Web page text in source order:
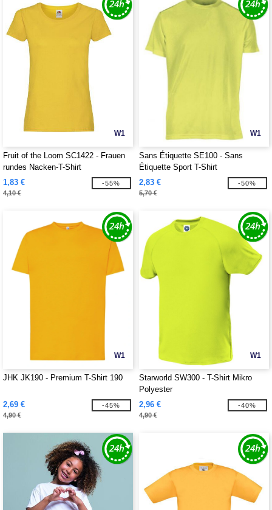
W1
Fruit of the Loom SC1422 - Frauen
rundes Nacken-T-Shirt
1,83 €
4,10 €
-55%
W1
Sans Étiquette SE100 - Sans
Étiquette Sport T-Shirt
2,83 €
5,70 €
-50%
W1
JHK JK190 - Premium T-Shirt 190
2,69 €
4,90 €
-45%
W1
Starworld SW300 - T-Shirt Mikro
Polyester
2,96 €
4,90 €
-40%